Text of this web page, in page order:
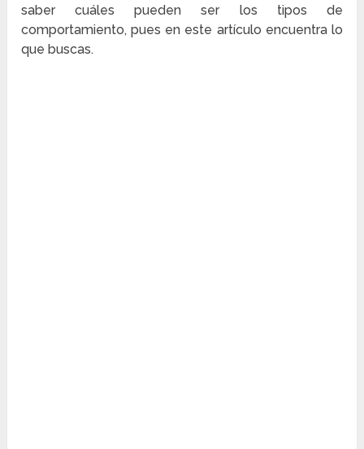
saber cuáles pueden ser los tipos de
comportamiento, pues en este artículo encuentra lo
que buscas.